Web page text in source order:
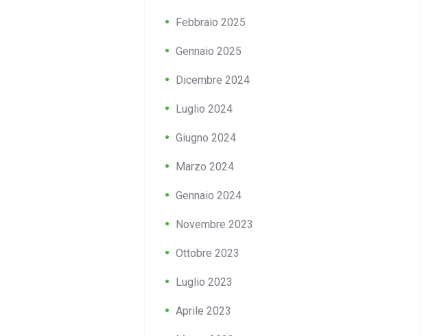
Febbraio 2025
Gennaio 2025
Dicembre 2024
Luglio 2024
Giugno 2024
Marzo 2024
Gennaio 2024
Novembre 2023
Ottobre 2023
Luglio 2023
Aprile 2023